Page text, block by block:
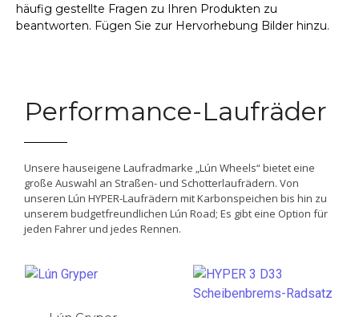
häufig gestellte Fragen zu Ihren Produkten zu
beantworten. Fügen Sie zur Hervorhebung Bilder hinzu.
Performance-Laufräder
Unsere hauseigene Laufradmarke „Lún Wheels“ bietet eine
große Auswahl an Straßen- und Schotterlaufrädern. Von
unseren Lún HYPER-Laufrädern mit Karbonspeichen bis hin zu
unserem budgetfreundlichen Lún Road; Es gibt eine Option für
jeden Fahrer und jedes Rennen.